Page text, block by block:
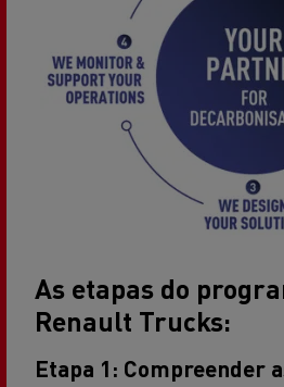
As etapas do
Renault Trucks:
Etapa 1: Compreender